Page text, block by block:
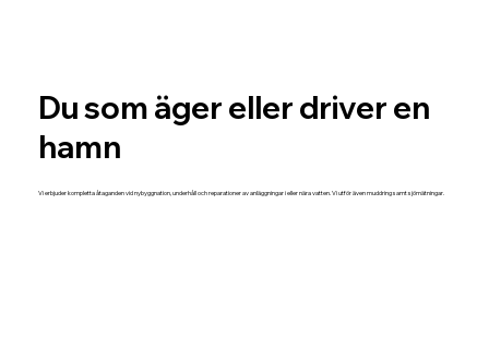
Vi erbjuder kompletta åtaganden vid nybyggnation, underhåll och reparationer av anläggningar i eller nära vatten. Vi utför även muddring samt sjömätningar.
Du som äger eller driver en
hamn